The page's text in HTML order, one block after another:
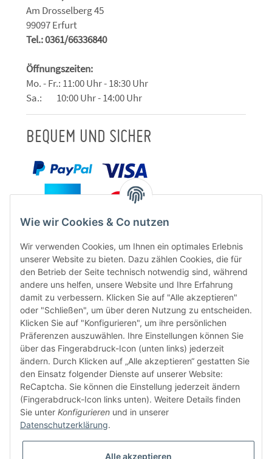
Am Drosselberg 45
99097 Erfurt
Tel.: 0361/66336840
Öffnungszeiten:
Mo. - Fr.: 11:00 Uhr - 18:30 Uhr
Sa.: 10:00 Uhr - 14:00 Uhr
BEQUEM UND SICHER
FÜR EUCH UNTERWEGS
Vertrag widerrufen
Wie wir Cookies & Co nutzen
Wir verwenden Cookies, um Ihnen ein optimales Erlebnis
unserer Website zu bieten. Dazu zählen Cookies, die für
den Betrieb der Seite technisch notwendig sind, während
andere uns helfen, unsere Website und Ihre Erfahrung
damit zu verbessern. Klicken Sie auf "Alle akzeptieren"
oder "Schließen", um über deren Nutzung zu entscheiden.
Klicken Sie auf "Konfigurieren", um ihre persönlichen
Präferenzen auszuwählen. Ihre Einstellungen können Sie
über das Fingerabdruck-Icon (unten links) jederzeit
ändern. Durch Klicken auf „Alle akzeptieren“ gestatten Sie
den Einsatz folgender Dienste auf unserer Website:
ReCaptcha. Sie können die Einstellung jederzeit ändern
(Fingerabdruck-Icon links unten). Weitere Details finden
Sie unter Konfigurieren und in unserer
Datenschutzerklärung.
Alle akzeptieren